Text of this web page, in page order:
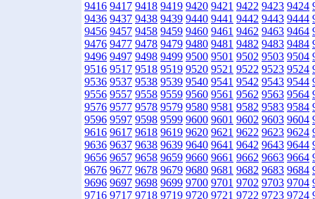
9416 9417 9418 9419 9420 9421 9422 9423 9424
9436 9437 9438 9439 9440 9441 9442 9443 9444
9456 9457 9458 9459 9460 9461 9462 9463 9464
9476 9477 9478 9479 9480 9481 9482 9483 9484
9496 9497 9498 9499 9500 9501 9502 9503 9504
9516 9517 9518 9519 9520 9521 9522 9523 9524
9536 9537 9538 9539 9540 9541 9542 9543 9544
9556 9557 9558 9559 9560 9561 9562 9563 9564
9576 9577 9578 9579 9580 9581 9582 9583 9584
9596 9597 9598 9599 9600 9601 9602 9603 9604
9616 9617 9618 9619 9620 9621 9622 9623 9624
9636 9637 9638 9639 9640 9641 9642 9643 9644
9656 9657 9658 9659 9660 9661 9662 9663 9664
9676 9677 9678 9679 9680 9681 9682 9683 9684
9696 9697 9698 9699 9700 9701 9702 9703 9704
9716 9717 9718 9719 9720 9721 9722 9723 9724